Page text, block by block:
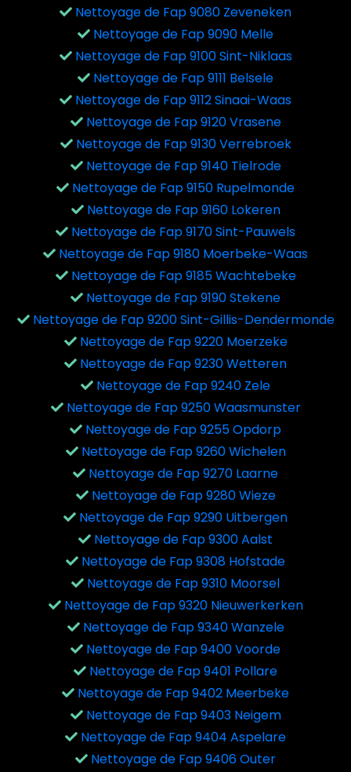
Nettoyage de Fap 9080 Zeveneken
Nettoyage de Fap 9090 Melle
Nettoyage de Fap 9100 Sint-Niklaas
Nettoyage de Fap 9111 Belsele
Nettoyage de Fap 9112 Sinaai-Waas
Nettoyage de Fap 9120 Vrasene
Nettoyage de Fap 9130 Verrebroek
Nettoyage de Fap 9140 Tielrode
Nettoyage de Fap 9150 Rupelmonde
Nettoyage de Fap 9160 Lokeren
Nettoyage de Fap 9170 Sint-Pauwels
Nettoyage de Fap 9180 Moerbeke-Waas
Nettoyage de Fap 9185 Wachtebeke
Nettoyage de Fap 9190 Stekene
Nettoyage de Fap 9200 Sint-Gillis-Dendermonde
Nettoyage de Fap 9220 Moerzeke
Nettoyage de Fap 9230 Wetteren
Nettoyage de Fap 9240 Zele
Nettoyage de Fap 9250 Waasmunster
Nettoyage de Fap 9255 Opdorp
Nettoyage de Fap 9260 Wichelen
Nettoyage de Fap 9270 Laarne
Nettoyage de Fap 9280 Wieze
Nettoyage de Fap 9290 Uitbergen
Nettoyage de Fap 9300 Aalst
Nettoyage de Fap 9308 Hofstade
Nettoyage de Fap 9310 Moorsel
Nettoyage de Fap 9320 Nieuwerkerken
Nettoyage de Fap 9340 Wanzele
Nettoyage de Fap 9400 Voorde
Nettoyage de Fap 9401 Pollare
Nettoyage de Fap 9402 Meerbeke
Nettoyage de Fap 9403 Neigem
Nettoyage de Fap 9404 Aspelare
Nettoyage de Fap 9406 Outer